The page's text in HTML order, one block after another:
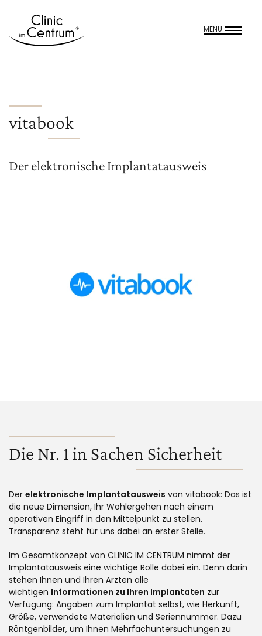
MENU
vitabook
Der elektronische Implantatausweis
Die Nr. 1 in Sachen Sicherheit
Der elektronische Implantatausweis von vitabook: Das ist
die neue Dimension, Ihr Wohlergehen nach einem
operativen Eingriff in den Mittelpunkt zu stellen.
Transparenz steht für uns dabei an erster Stelle.
Im Gesamtkonzept von CLINIC IM CENTRUM nimmt der
Implantatausweis eine wichtige Rolle dabei ein. Denn darin
stehen Ihnen und Ihren Ärzten alle
wichtigen Informationen zu Ihren Implantaten zur
Verfügung: Angaben zum Implantat selbst, wie Herkunft,
Größe, verwendete Materialien und Seriennummer. Dazu
Röntgenbilder, um Ihnen Mehrfachuntersuchungen zu